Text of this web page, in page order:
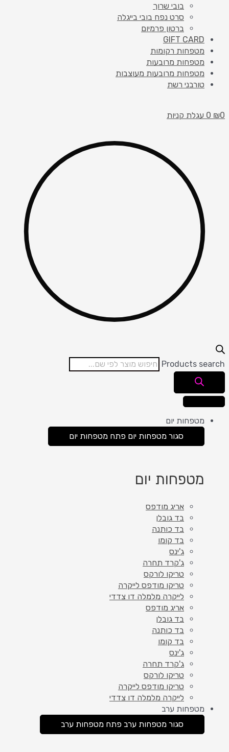
בובי שרוך
סרט נפח בובי בייגלה
ברטון פרמיום
GIFT CARD
מטפחות רקומות
מטפחות מרובעות
מטפחות מרובעות מעוצבות
טורבני רשת
₪0
0 עגלת קניות
Products search
מטפחות יום
סגור מטפחות יום פתח מטפחות יום
מטפחות יום
אריג מודפס
בד גובלן
בד כותנה
בד קומו
ג'ינס
ג'קרד תחרה
טריקו לורקס
טריקו מודפס לייקרה
לייקרה מלמלה דו צדדי
אריג מודפס
בד גובלן
בד כותנה
בד קומו
ג'ינס
ג'קרד תחרה
טריקו לורקס
טריקו מודפס לייקרה
לייקרה מלמלה דו צדדי
מטפחות ערב
סגור מטפחות ערב פתח מטפחות ערב